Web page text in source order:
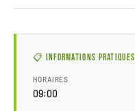
📋 Informations pratiques
HORAIRES
09:00